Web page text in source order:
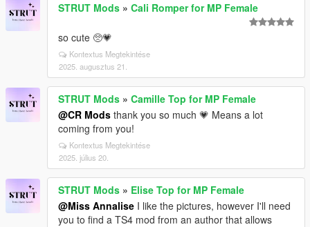
STRUT Mods » Cali Romper for MP Female
so cute 🥺💗
Kontextus Megtekintése
2025. augusztus 21.
STRUT Mods » Camille Top for MP Female
@CR Mods thank you so much 💗 Means a lot
coming from you!
Kontextus Megtekintése
2025. július 20.
STRUT Mods » Elise Top for MP Female
@Miss Annalise I like the pictures, however I'll need
you to find a TS4 mod from an author that allows